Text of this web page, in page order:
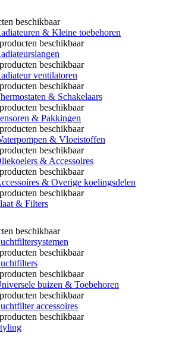
beschikbaar
& Kleine toebehoren
producten beschikbaar
producten beschikbaar
ventilatoren
producten beschikbaar
& Schakelaars
producten beschikbaar
& Pakkingen
producten beschikbaar
& Vloeistoffen
producten beschikbaar
& Accessoires
producten beschikbaar
& Overige koelingsdelen
producten beschikbaar
& Filters
beschikbaar
producten beschikbaar
producten beschikbaar
buizen & Toebehoren
producten beschikbaar
accessoires
producten beschikbaar